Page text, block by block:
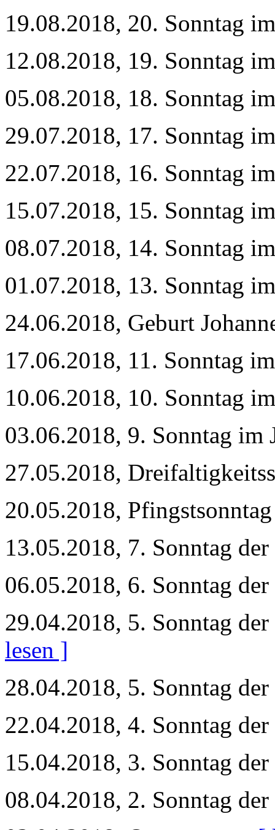
19.08.2018, 20. Sonntag
12.08.2018, 19. Sonntag
05.08.2018, 18. Sonntag
29.07.2018, 17. Sonntag
22.07.2018, 16. Sonntag
15.07.2018, 15. Sonntag
08.07.2018, 14. Sonntag
01.07.2018, 13. Sonntag
24.06.2018, Geburt
17.06.2018, 11. Sonntag
10.06.2018, 10. Sonntag
03.06.2018, 9. Sonntag im
27.05.2018,
20.05.2018,
13.05.2018, 7. Sonntag
06.05.2018, 6. Sonntag
29.04.2018, 5. Sonntag
lesen ]
28.04.2018, 5. Sonntag
22.04.2018, 4. Sonntag
15.04.2018, 3. Sonntag
08.04.2018, 2. Sonntag